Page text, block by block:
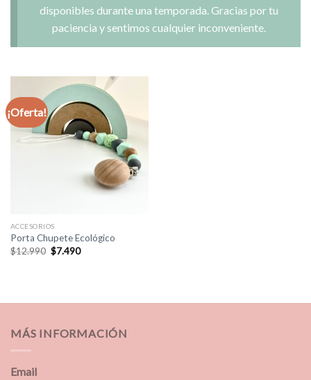
disponibles durante una temporada. Gracias por tu
paciencia y sentimos cualquier inconveniente.
¡Oferta!
ACCESORIOS
Porta Chupete Ecológico
$12.990 El
precio
$7.490El
MÁS INFORMACIÓN
Email